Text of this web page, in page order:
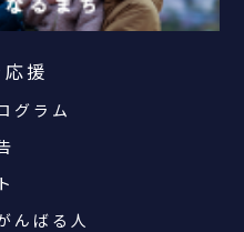
援
グラム
んばる人